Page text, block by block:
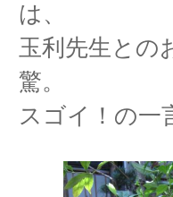
は、
玉利先生との
驚。
スゴイ！の一